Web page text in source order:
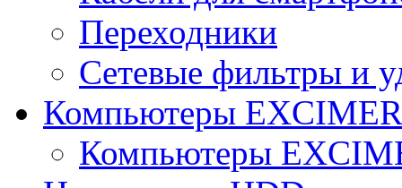
Переходники
Сетевые фильтры и
Компьютеры
Компьютеры